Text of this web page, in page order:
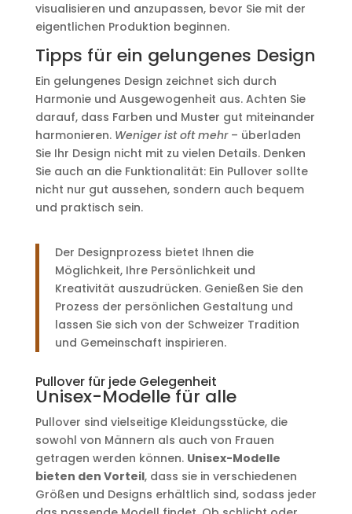
visualisieren und anzupassen, bevor Sie mit der
eigentlichen Produktion beginnen.
Tipps für ein gelungenes Design
Ein gelungenes Design zeichnet sich durch
Harmonie und Ausgewogenheit aus. Achten Sie
darauf, dass Farben und Muster gut miteinander
harmonieren. Weniger ist oft mehr– überladen
Sie Ihr Design nicht mit zu vielen Details. Denken
Sie auch an die Funktionalität: Ein Pullover sollte
nicht nur gut aussehen, sondern auch bequem
und praktisch sein.
Der Designprozess bietet Ihnen die
Möglichkeit, Ihre Persönlichkeit und
Kreativität auszudrücken. Genießen Sie den
Prozess der persönlichen Gestaltung und
lassen Sie sich von der Schweizer Tradition
und Gemeinschaft inspirieren.
Pullover für jede Gelegenheit
Unisex-Modelle für alle
Pullover sind vielseitige Kleidungsstücke, die
sowohl von Männern als auch von Frauen
getragen werden können. Unisex-Modelle
bieten den Vorteil, dass sie in verschiedenen
Größen und Designs erhältlich sind, sodass jeder